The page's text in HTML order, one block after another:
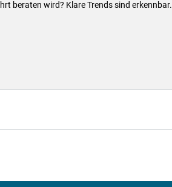
beraten wird? Klare Trends sind erkennbar.